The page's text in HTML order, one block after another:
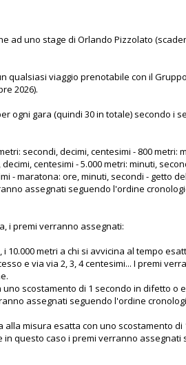
ad uno stage di Orlando Pizzolato
qualsiasi viaggio prenotabile con il
2026).
ogni gara (quindi 30 in totale) secondo i
secondi, decimi, centesimi - 800 metri:
centesimi - 5.000 metri: minuti,
- maratona: ore, minuti, secondi - getto
assegnati seguendo l'ordine
i premi verranno assegnati:
i 10.000 metri a chi si avvicina al tempo
e via via 2, 3, 4 centesimi... I premi
scostamento di 1 secondo in difetto o
assegnati seguendo l'ordine
misura esatta con uno scostamento di
in questo caso i premi verranno assegnati